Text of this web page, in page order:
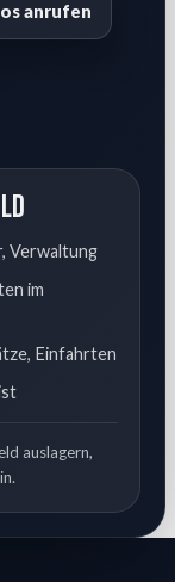
anrufen
Verwaltung
im
Einfahrten
auslagern,